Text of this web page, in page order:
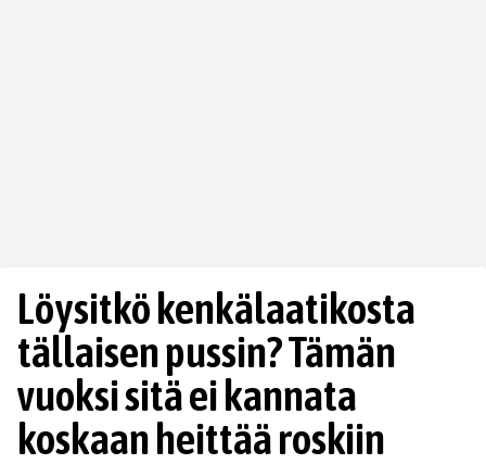
Löysitkö kenkälaatikosta
tällaisen pussin? Tämän
vuoksi sitä ei kannata
koskaan heittää roskiin